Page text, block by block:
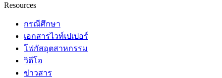
Resources
กรณีศึกษา
เอกสารไวท์เปเปอร์
โฟกัสอุตสาหกรรม
วิดีโอ
ข่าวสาร